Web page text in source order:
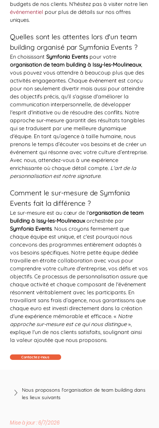
budgets de nos clients. N'hésitez pas à visiter notre lien
événementiel pour plus de détails sur nos offres
uniques.
Quelles sont les attentes lors d'un team
building organisé par Symfonia Events ?
En choisissant Symfonia Events pour votre
organisation de team building à Issy-les-Moulineaux,
vous pouvez vous attendre à beaucoup plus que des
activités engageantes. Chaque événement est conçu
pour non seulement divertir mais aussi pour atteindre
des objectifs précis, qu'il s'agisse d'améliorer la
communication interpersonnelle, de développer
l'esprit d'initiative ou de résoudre des conflits. Notre
approche sur-mesure garantit des résultats tangibles
qui se traduisent par une meilleure dynamique
d'équipe. En tant qu’agence à taille humaine, nous
prenons le temps d’écouter vos besoins et de créer un
événement qui résonne avec votre culture d’entreprise.
Avec nous, attendez-vous à une expérience
enrichissante où chaque détail compte. L'art de la
personnalisation est notre signature.
Comment le sur-mesure de Symfonia
Events fait la différence ?
Le sur-mesure est au cœur de l'organisation de team
building à Issy-les-Moulineaux orchestrée par
Symfonia Events. Nous croyons fermement que
chaque équipe est unique, et c'est pourquoi nous
concevons des programmes entièrement adaptés à
vos besoins spécifiques. Notre petite équipe dédiée
travaille en étroite collaboration avec vous pour
comprendre votre culture d'entreprise, vos défis et vos
objectifs. Ce processus de personnalisation assure que
chaque activité et chaque composant de l'événement
résonnent véritablement avec les participants. En
travaillant sans frais d’agence, nous garantissons que
chaque euro est investi directement dans la création
d'une expérience mémorable et efficace. « Notre
approche sur-mesure est ce qui nous distingue »,
explique l'un de nos clients satisfaits, soulignant ainsi
la valeur ajoutée que nous proposons.
Contactez-nous
Nous proposons l'organisation de team building dans
les lieux suivants
Mise à jour : 6/7/2026